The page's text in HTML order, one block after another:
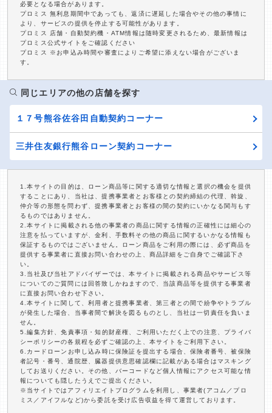
必要となる場合があります。
プロミス 無利息期間中であっても、返済に遅延した場合やその他の事情に
より、サービスの提供を停止する可能性があります。
プロミス 店舗・自動契約機・ATM情報は随時変更されるため、最新情報は
プロミス公式サイトをご確認ください
プロミス ※お申込み時間や審査によりご希望に添えない場合がございま
す。
同じエリアの他の店舗を探す
１７号熊谷佐谷田自動契約コーナー
三井住友銀行熊谷ローン契約コーナー
1.本サイトの目的は、ローン商品等に関する適切な情報と選択の機会を提供
することにあり、当社は、提携事業者とお客様との契約締結の代理、斡旋、
仲介等の形態を問わず、提携事業者とお客様の間の契約にいかなる関与もす
るものではありません。
2.本サイトに掲載される他の事業者の商品に関する情報の正確性には細心の
注意を払っていますが、金利、手数料その他の商品に関するいかなる情報も
保証するものではございません。ローン商品をご利用の際には、必ず商品を
提供する事業者に直接お問い合わせの上、商品詳細をご自身でご確認下さ
い。
3.当社及び当社アドバイザーでは、本サイトに掲載される商品やサービス等
についてのご質問には回答致しかねますので、当該商品等を提供する事業者
に直接お問い合わせ下さい。
4.本サイトに関して、利用者と提携事業者、第三者との間で紛争やトラブル
が発生した場合、当事者間で解決を図るものとし、当社は一切責任を負いま
せん。
5.編集方針、免責事項・知的財産権、ご利用いただく上での注意、プライバ
シーポリシーの各規程を必ずご確認の上、本サイトをご利用下さい。
6.カードローンお申し込み時に保険証を提出する場合、保険者番号、被保険
者記号・番号、通院歴、臓器提供意思確認欄に記載がある場合はマスキング
してお送りください。その他、バーコードなど個人情報にアクセス可能な情
報についても隠したうえでご提出ください。
※当サイトではアフィリエイトプログラムを利用し、事業者(アコム／プロ
ミス／アイフルなど)から委託を受け広告収益を得て運営しております。